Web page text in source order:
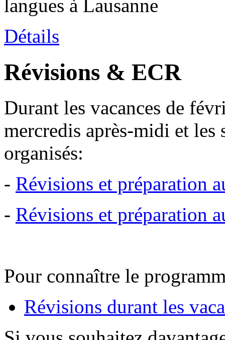
langues à Lausanne
Détails
Révisions & ECR
Durant les vacances de
mercredis après-midi et les
organisés:
- Révisions et préparation
- Révisions et préparation
Pour connaître le
Révisions durant les